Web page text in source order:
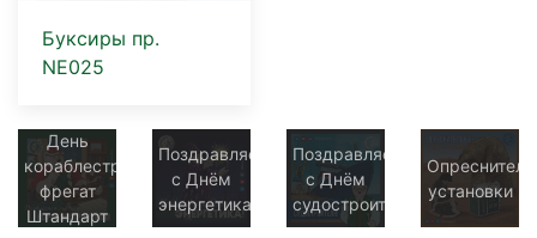
Буксиры пр.
NE025
День
кораблестроителя:
фрегат
Штандарт
Поздравляем
с Днём
энергетика!
Поздравляем
с Днём
судостроителя!
установки